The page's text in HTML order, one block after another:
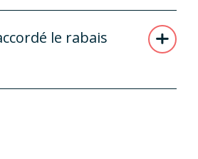
le rabais